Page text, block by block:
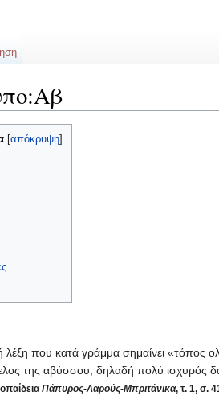
απόκρυψη
λέξη που κατά γράμμα σημαίνει «τόπος
της αβύσσου, δηλαδή πολύ ισχυρός
Πάπυρος-Λαρούς-Μπριτάνικα, τ. 1, σ.